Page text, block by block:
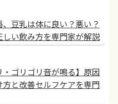
、豆乳は体に良い？悪い？
い飲み方を専門家が解説
・ゴリゴリ音が鳴る】原因
と改善セルフケアを専門